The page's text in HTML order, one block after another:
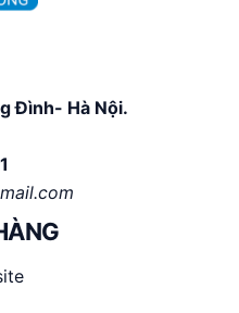
Đình- Hà Nội.